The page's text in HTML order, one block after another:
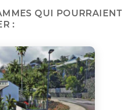
QUI POURRAIENT
: